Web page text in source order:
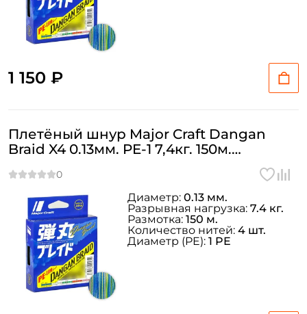
1 150 ₽
Плетёный шнур Major Craft Dangan
Braid X4 0.13мм. PE-1 7,4кг. 150м.
Диаметр: 0.13 мм.
Разрывная нагрузка: 7.4 кг.
Размотка: 150 м.
Количество нитей: 4 шт.
Диаметр (PE): 1 PE